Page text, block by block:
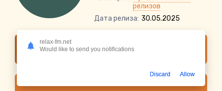
релизов
Дата релиза: 30.05.2025
Слушать онлайн Серафима Ширман, DJ
Smash - Мой единорог
relax-fm.net
Would like to send you notifications
Discard Allow